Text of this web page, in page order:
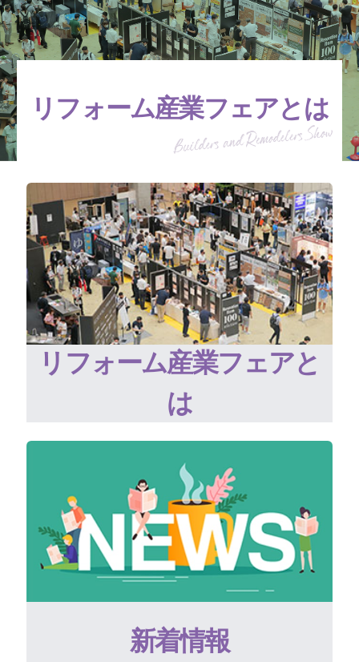
リフォーム産業フェアとは
リフォーム産業フェアと
は
新着情報